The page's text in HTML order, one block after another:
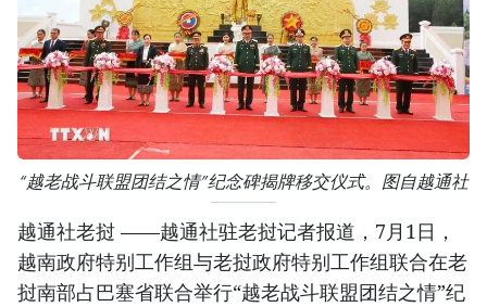
“越老战斗联盟团结之情”纪念碑揭牌移交仪式。图自越通社
越通社老挝 ——越通社驻老挝记者报道，7月1日，
越南政府特别工作组与老挝政府特别工作组联合在老
挝南部占巴塞省联合举行“越老战斗联盟团结之情”纪